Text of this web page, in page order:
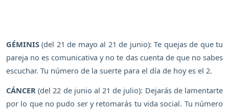
GÉMINIS (del 21 de mayo al 21 de junio): Te quejas de que tu
pareja no es comunicativa y no te das cuenta de que no sabes
escuchar. Tu número de la suerte para el día de hoy es el 2.
CÁNCER (del 22 de junio al 21 de julio): Dejarás de lamentarte
por lo que no pudo ser y retomarás tu vida social. Tu número